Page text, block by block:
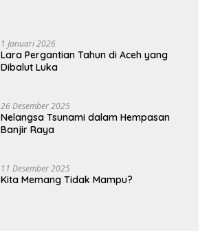
1 Januari 2026
Lara Pergantian Tahun di Aceh yang
Dibalut Luka
26 Desember 2025
Nelangsa Tsunami dalam Hempasan
Banjir Raya
11 Desember 2025
Kita Memang Tidak Mampu?